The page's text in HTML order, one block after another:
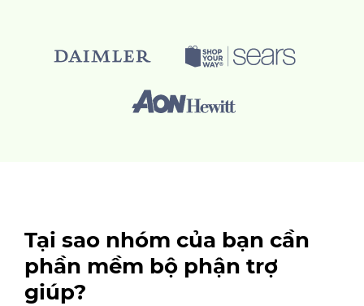
Tại sao nhóm của bạn cần
phần mềm bộ phận trợ
giúp?